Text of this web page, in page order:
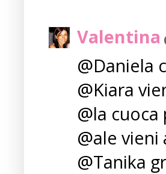
Valentina
@Daniela
@Kiara
@la
@ale
@Tanika